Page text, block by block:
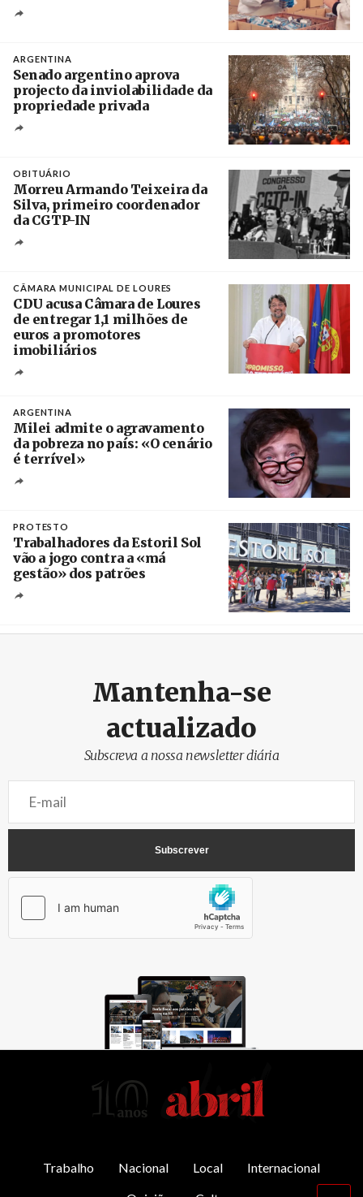
ARGENTINA
Senado argentino aprova
projecto da inviolabilidade da
propriedade privada
OBITUÁRIO
Morreu Armando Teixeira da
Silva, primeiro coordenador
da CGTP-IN
CÂMARA MUNICIPAL DE LOURES
CDU acusa Câmara de Loures
de entregar 1,1 milhões de
euros a promotores
imobiliários
ARGENTINA
Milei admite o agravamento
da pobreza no país: «O cenário
é terrível»
PROTESTO
Trabalhadores da Estoril Sol
vão a jogo contra a «má
gestão» dos patrões
Mantenha-se
actualizado
Subscreva a nossa newsletter diária
Trabalho Nacional Local
Internacional